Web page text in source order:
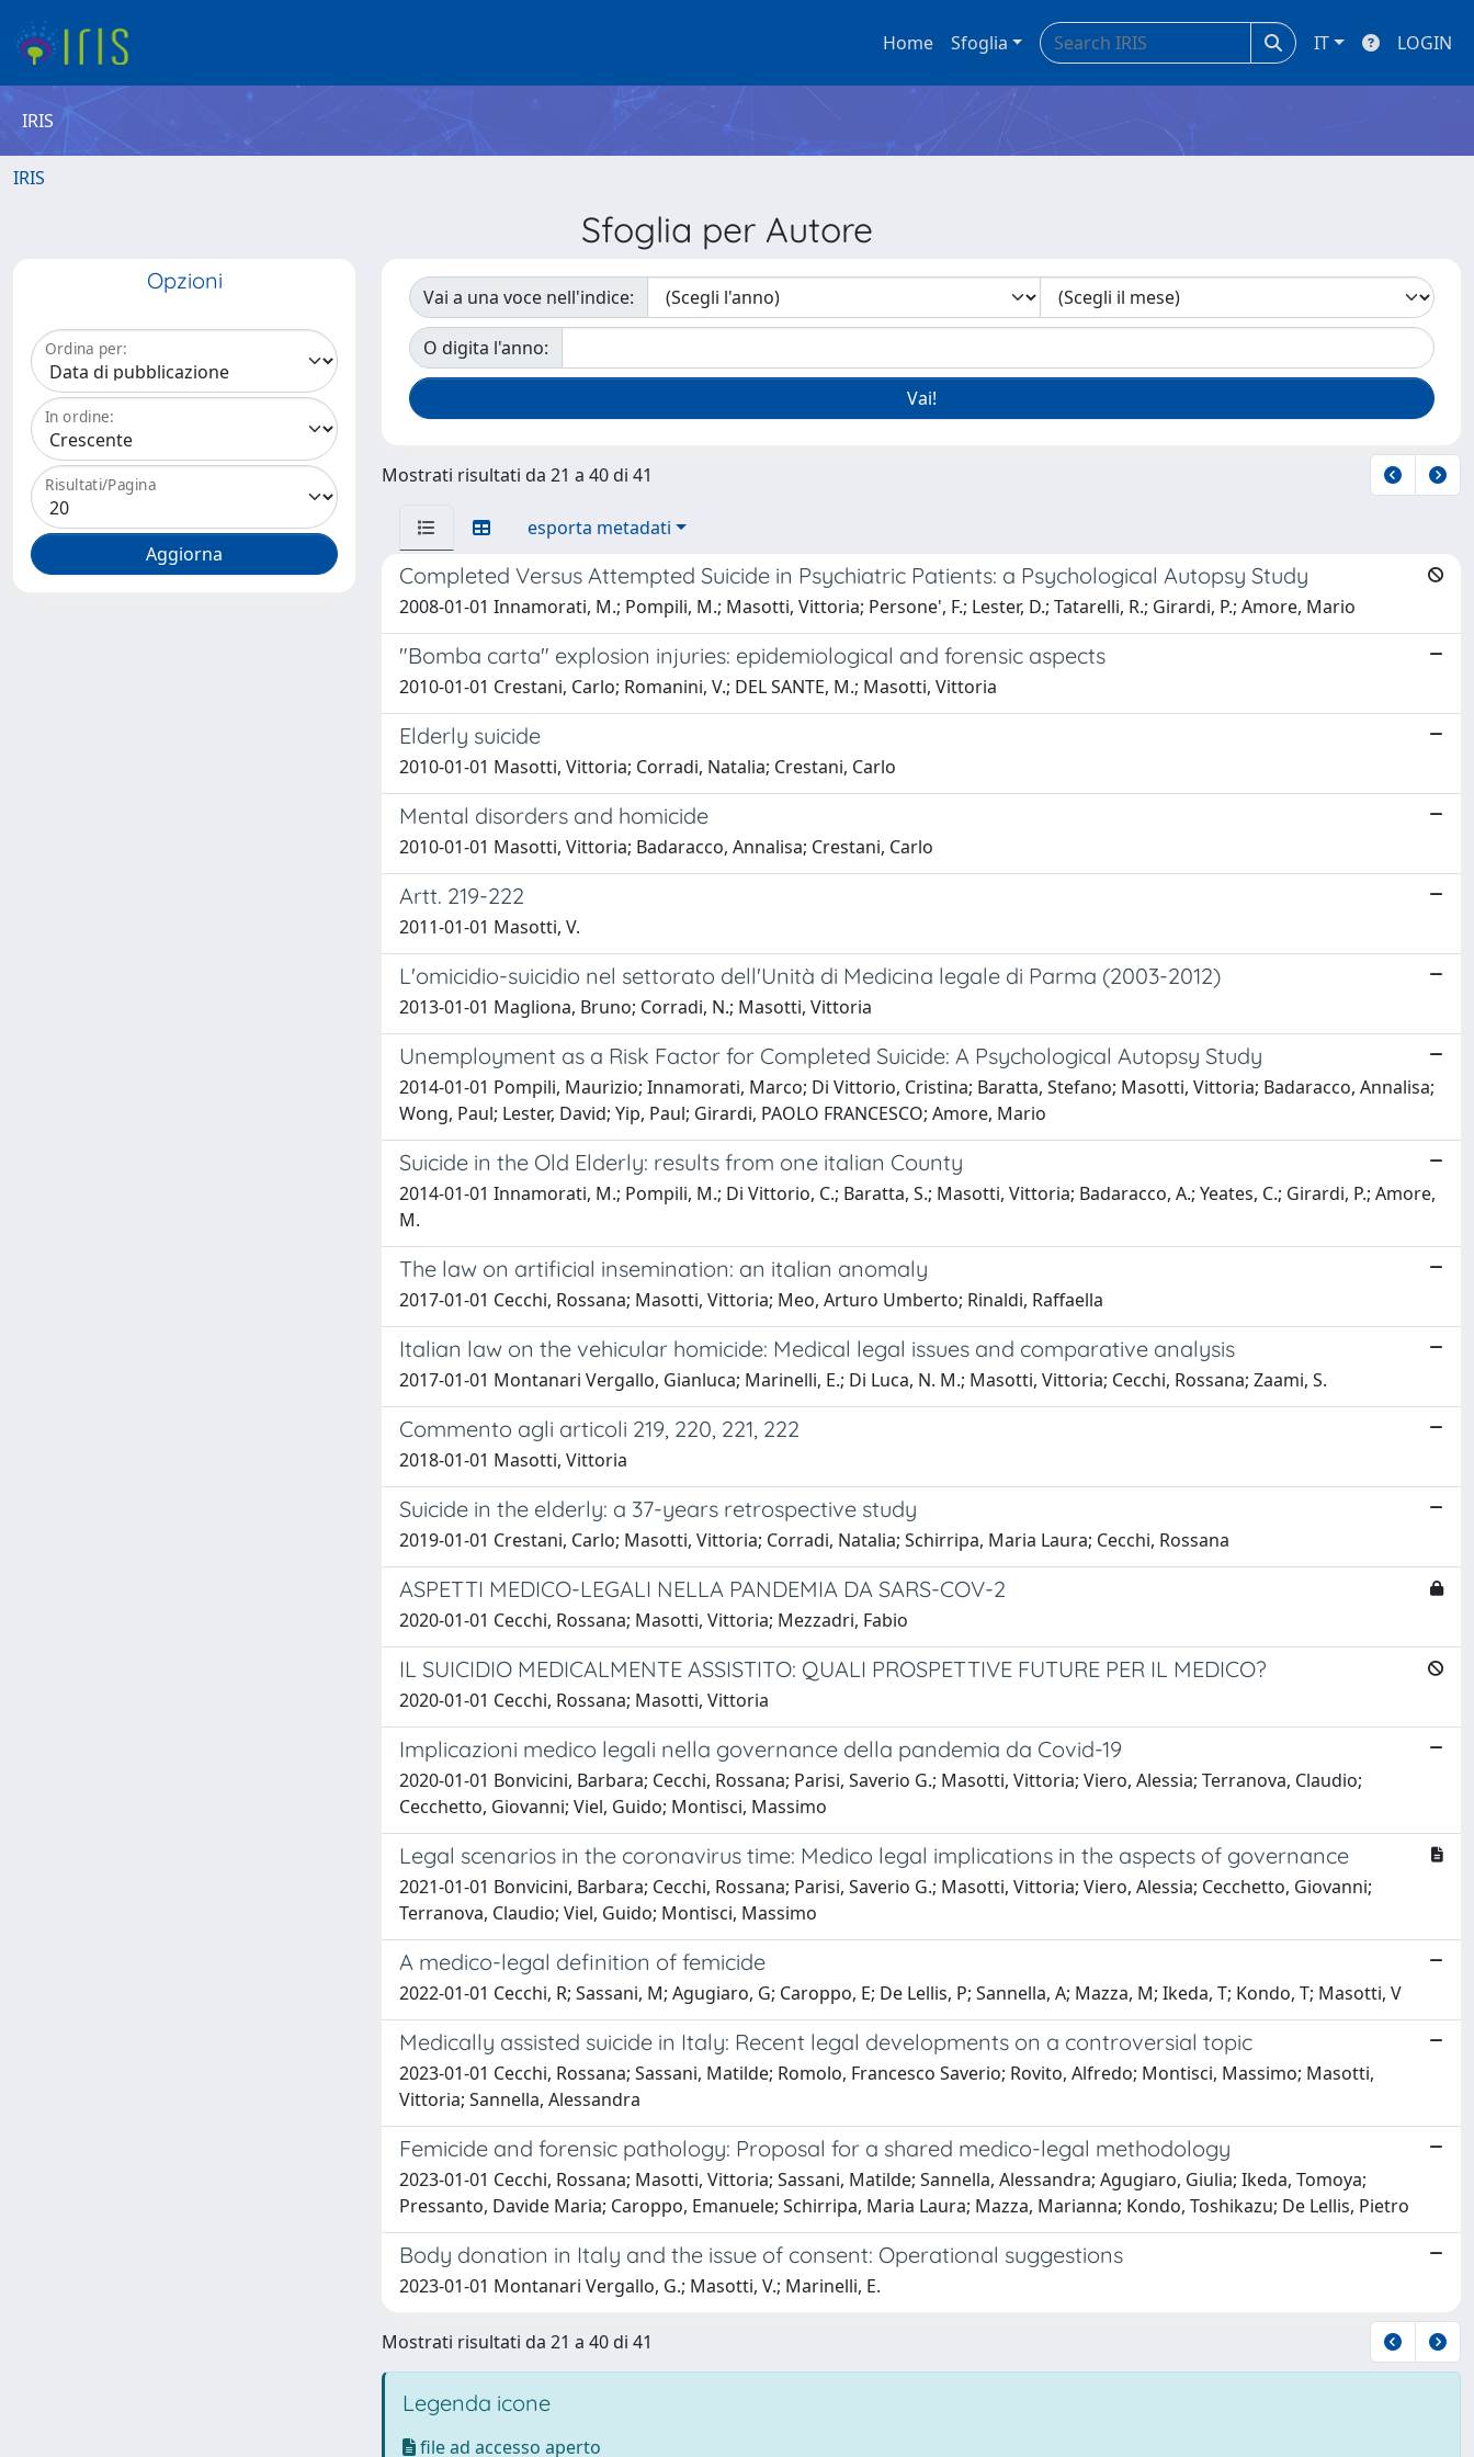
Home Sfoglia IT LOGIN
IRIS
IRIS
Sfoglia per Autore
Opzioni
Ordina per:
In ordine:
Risultati/Pagina
Vai a una voce nell'indice:
O digita l'anno:
Mostrati risultati da 21 a 40 di 41
esporta metadati
Completed Versus Attempted Suicide in Psychiatric Patients: a Psychological Autopsy Study
2008-01-01 Innamorati, M.; Pompili, M.; Masotti, Vittoria; Persone', F.; Lester, D.; Tatarelli, R.; Girardi, P.; Amore, Mario
"Bomba carta" explosion injuries: epidemiological and forensic aspects
2010-01-01 Crestani, Carlo; Romanini, V.; DEL SANTE, M.; Masotti, Vittoria
Elderly suicide
2010-01-01 Masotti, Vittoria; Corradi, Natalia; Crestani, Carlo
Mental disorders and homicide
2010-01-01 Masotti, Vittoria; Badaracco, Annalisa; Crestani, Carlo
Artt. 219-222
2011-01-01 Masotti, V.
L'omicidio-suicidio nel settorato dell'Unità di Medicina legale di Parma (2003-2012)
2013-01-01 Magliona, Bruno; Corradi, N.; Masotti, Vittoria
Unemployment as a Risk Factor for Completed Suicide: A Psychological Autopsy Study
2014-01-01 Pompili, Maurizio; Innamorati, Marco; Di Vittorio, Cristina; Baratta, Stefano; Masotti, Vittoria; Badaracco, Annalisa;
Wong, Paul; Lester, David; Yip, Paul; Girardi, PAOLO FRANCESCO; Amore, Mario
Suicide in the Old Elderly: results from one italian County
2014-01-01 Innamorati, M.; Pompili, M.; Di Vittorio, C.; Baratta, S.; Masotti, Vittoria; Badaracco, A.; Yeates, C.; Girardi, P.; Amore,
M.
The law on artificial insemination: an italian anomaly
2017-01-01 Cecchi, Rossana; Masotti, Vittoria; Meo, Arturo Umberto; Rinaldi, Raffaella
Italian law on the vehicular homicide: Medical legal issues and comparative analysis
2017-01-01 Montanari Vergallo, Gianluca; Marinelli, E.; Di Luca, N. M.; Masotti, Vittoria; Cecchi, Rossana; Zaami, S.
Commento agli articoli 219, 220, 221, 222
2018-01-01 Masotti, Vittoria
Suicide in the elderly: a 37-years retrospective study
2019-01-01 Crestani, Carlo; Masotti, Vittoria; Corradi, Natalia; Schirripa, Maria Laura; Cecchi, Rossana
ASPETTI MEDICO-LEGALI NELLA PANDEMIA DA SARS-COV-2
2020-01-01 Cecchi, Rossana; Masotti, Vittoria; Mezzadri, Fabio
IL SUICIDIO MEDICALMENTE ASSISTITO: QUALI PROSPETTIVE FUTURE PER IL MEDICO?
2020-01-01 Cecchi, Rossana; Masotti, Vittoria
Implicazioni medico legali nella governance della pandemia da Covid-19
2020-01-01 Bonvicini, Barbara; Cecchi, Rossana; Parisi, Saverio G.; Masotti, Vittoria; Viero, Alessia; Terranova, Claudio;
Cecchetto, Giovanni; Viel, Guido; Montisci, Massimo
Legal scenarios in the coronavirus time: Medico legal implications in the aspects of governance
2021-01-01 Bonvicini, Barbara; Cecchi, Rossana; Parisi, Saverio G.; Masotti, Vittoria; Viero, Alessia; Cecchetto, Giovanni;
Terranova, Claudio; Viel, Guido; Montisci, Massimo
A medico-legal definition of femicide
2022-01-01 Cecchi, R; Sassani, M; Agugiaro, G; Caroppo, E; De Lellis, P; Sannella, A; Mazza, M; Ikeda, T; Kondo, T; Masotti, V
Medically assisted suicide in Italy: Recent legal developments on a controversial topic
2023-01-01 Cecchi, Rossana; Sassani, Matilde; Romolo, Francesco Saverio; Rovito, Alfredo; Montisci, Massimo; Masotti,
Vittoria; Sannella, Alessandra
Femicide and forensic pathology: Proposal for a shared medico-legal methodology
2023-01-01 Cecchi, Rossana; Masotti, Vittoria; Sassani, Matilde; Sannella, Alessandra; Agugiaro, Giulia; Ikeda, Tomoya;
Pressanto, Davide Maria; Caroppo, Emanuele; Schirripa, Maria Laura; Mazza, Marianna; Kondo, Toshikazu; De Lellis, Pietro
Body donation in Italy and the issue of consent: Operational suggestions
2023-01-01 Montanari Vergallo, G.; Masotti, V.; Marinelli, E.
Mostrati risultati da 21 a 40 di 41
Legenda icone
file ad accesso aperto